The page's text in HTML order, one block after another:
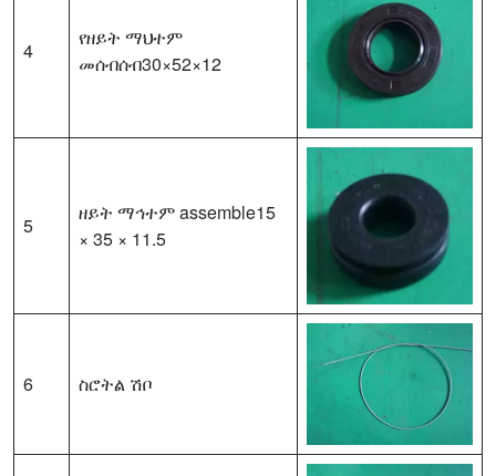
4
የዘይት ማህተም
መሰብሰብ30×52×12
5
ዘይት ማኅተም assemble15
× 35 × 11.5
6 ስሮትል ሽቦ